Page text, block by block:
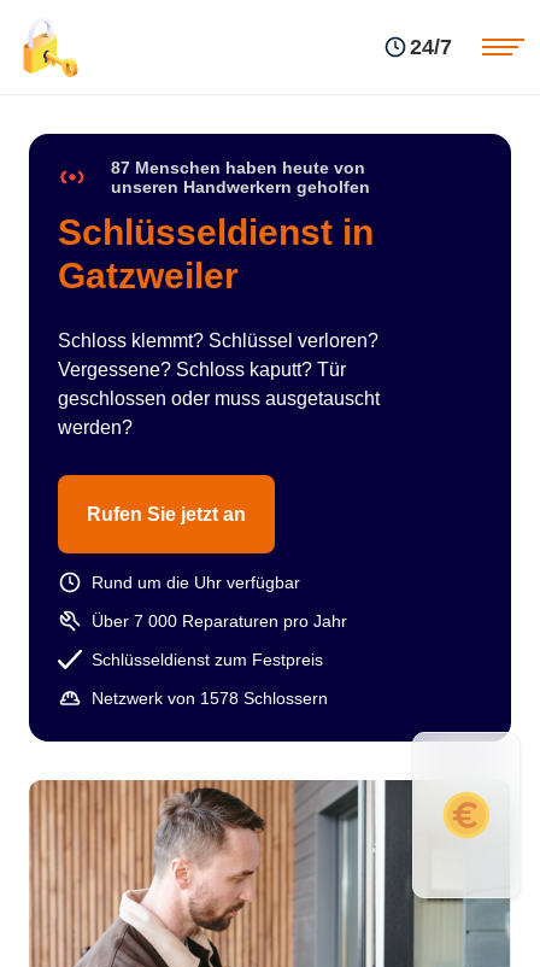
24/7
87 Menschen haben heute von
unseren Handwerkern geholfen
Schlüsseldienst in
Gatzweiler
Schloss klemmt? Schlüssel verloren?
Vergessene? Schloss kaputt? Tür
geschlossen oder muss ausgetauscht
werden?
Rufen Sie jetzt an
Rund um die Uhr verfügbar
Über 7 000 Reparaturen pro Jahr
Schlüsseldienst zum Festpreis
Netzwerk von 1578 Schlossern